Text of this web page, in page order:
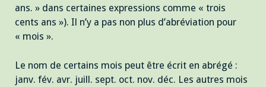
ans. » dans certaines expressions comme « trois
cents ans »). Il n’y a pas non plus d’abréviation pour
« mois ».
Le nom de certains mois peut être écrit en abrégé :
janv. fév. avr. juill. sept. oct. nov. déc. Les autres mois